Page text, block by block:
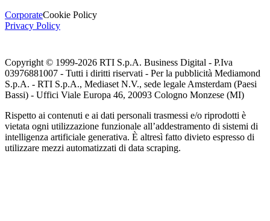
CorporateCookie Policy
Privacy Policy
Copyright © 1999-2026 RTI S.p.A. Business Digital - P.Iva
03976881007 - Tutti i diritti riservati - Per la pubblicità Mediamond
S.p.A. - RTI S.p.A., Mediaset N.V., sede legale Amsterdam (Paesi
Bassi) - Uffici Viale Europa 46, 20093 Cologno Monzese (MI)
Rispetto ai contenuti e ai dati personali trasmessi e/o riprodotti è
vietata ogni utilizzazione funzionale all’addestramento di sistemi di
intelligenza artificiale generativa. È altresì fatto divieto espresso di
utilizzare mezzi automatizzati di data scraping.